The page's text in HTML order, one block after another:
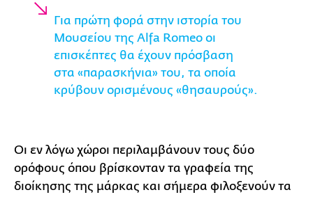
Για πρώτη φορά στην ιστορία του
Μουσείου της Alfa Romeo οι
επισκέπτες θα έχουν πρόσβαση
στα «παρασκήνια» του, τα οποία
κρύβουν ορισμένους «θησαυρούς».
Οι εν λόγω χώροι περιλαμβάνουν τους δύο
ορόφους όπου βρίσκονταν τα γραφεία της
διοίκησης της μάρκας και σήμερα φιλοξενούν τα